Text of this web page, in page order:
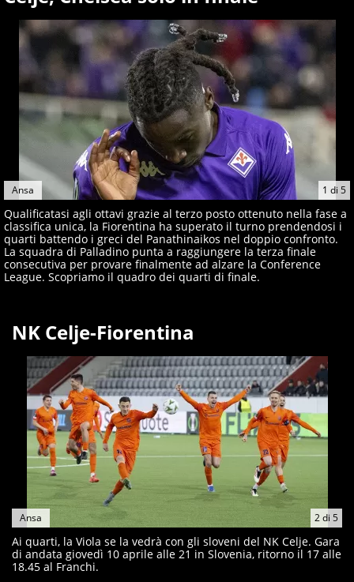
giornalisti ed esperti di sport abili sia nel gioco di
rimessa quando intercettano le notizie e le rilanciano
verso la rete, sia nella costruzione dal basso quando
creano contenuti 100% originali ed esclusivi.
1 di 5
Ansa
Qualificatasi agli ottavi grazie al terzo posto ottenuto nella fase a
classifica unica, la Fiorentina ha superato il turno prendendosi i
quarti battendo i greci del Panathinaikos nel doppio confronto.
La squadra di Palladino punta a raggiungere la terza finale
consecutiva per provare finalmente ad alzare la Conference
League. Scopriamo il quadro dei quarti di finale.
NK Celje-Fiorentina
2di 5
Ansa
Ai quarti, la Viola se la vedrà con gli sloveni del NK Celje. Gara
di andata giovedì 10 aprile alle 21 in Slovenia, ritorno il 17 alle
18.45 al Franchi.